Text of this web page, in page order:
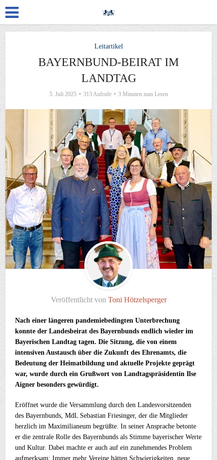
Leitartikel
BAYERNBUND-BEIRAT IM
LANDTAG
5. Juli 2025 313 Aufrufe 3 Minuten zum Lesen
Veröffentlicht von Toni Hötzelsperger
Nach einer längeren pandemiebedingten Unterbrechung
konnte der Landesbeirat des Bayernbunds endlich wieder im
Bayerischen Landtag tagen. Die Sitzung, die von einem
intensiven Austausch über die Zukunft des Ehrenamts, die
Bedeutung der Heimatbildung und aktuelle Projekte geprägt
war, wurde durch ein Grußwort von Landtagspräsidentin Ilse
Aigner besonders gewürdigt.
Eröffnet wurde die Versammlung durch den Landesvorsitzenden
des Bayernbunds, MdL Sebastian Friesinger, der die Mitglieder
herzlich im Maximilianeum begrüßte. In seiner Ansprache betonte
er die zentrale Rolle des Bayernbunds als Stimme bayerischer Werte
und Kultur. Dabei machte er auch auf ein zunehmendes Problem
aufmerksam: Immer mehr Vereine hätten Schwierigkeiten, neue